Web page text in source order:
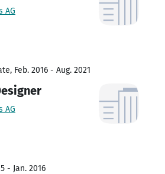
AG
Feb. 2016 - Aug. 2021
AG
- Jan. 2016